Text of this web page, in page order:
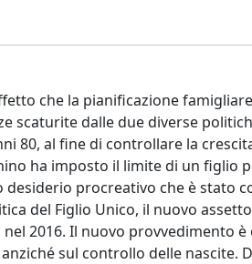
che la pianificazione
scaturite dalle due diverse
80, al fine di controllare la
ha imposto il limite di un figlio
procreativo che è stato
del Figlio Unico, il nuovo
2016. Il nuovo provvedimento
sul controllo delle nascite.